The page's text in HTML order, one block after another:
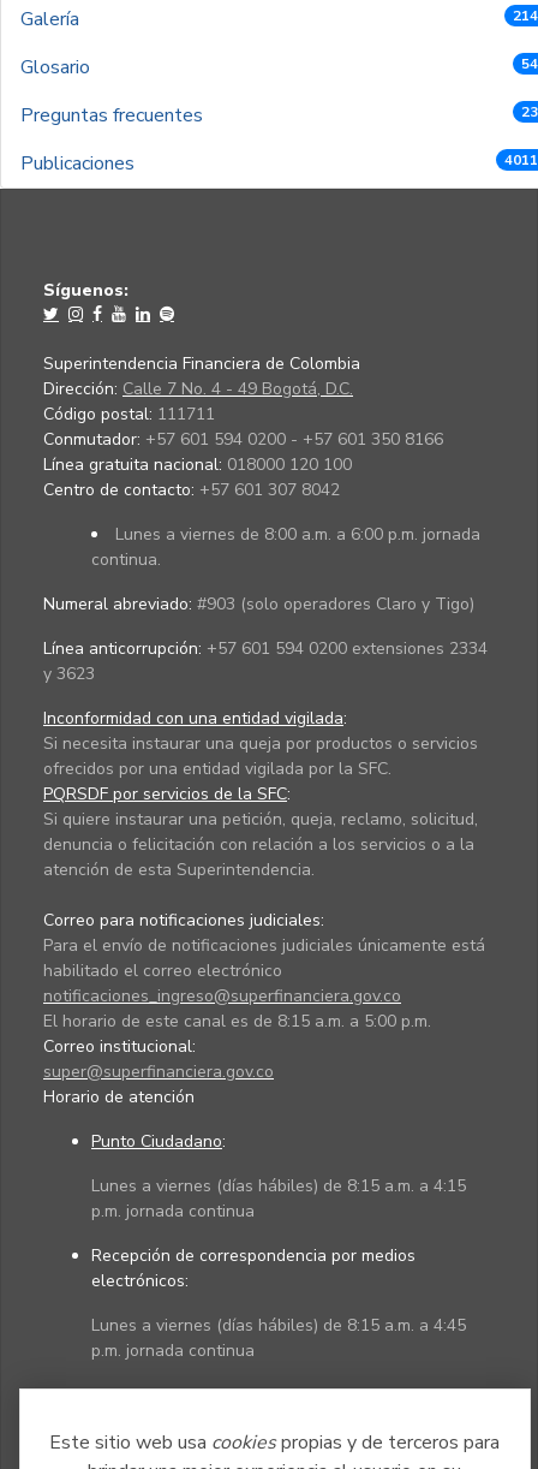
Este sitio web usa cookiespropias y de terceros para
Galería
Glosario
Preguntas frecuentes
Publicaciones
Síguenos:
Superintendencia Financiera de Colombia
Dirección: Calle 7 No. 4 - 49 Bogotá, D.C.
Código postal: 111711
Conmutador: +57 601 594 0200 - +57 601 350 8166
Línea gratuita nacional: 018000 120 100
Centro de contacto: +57 601 307 8042
Lunes a viernes de 8:00 a.m. a 6:00 p.m. jornada
continua.
Numeral abreviado: #903 (solo operadores Claro y Tigo)
Línea anticorrupción: +57 601 594 0200 extensiones 2334
y 3623
Inconformidad con una entidad vigilada:
Si necesita instaurar una queja por productos o servicios
ofrecidos por una entidad vigilada por la SFC.
PQRSDF por servicios de la SFC:
Si quiere instaurar una petición, queja, reclamo, solicitud,
denuncia o felicitación con relación a los servicios o a la
atención de esta Superintendencia.
Correo para notificaciones judiciales:
Para el envío de notificaciones judiciales únicamente está
habilitado el correo electrónico
notificaciones_ingreso@superfinanciera.gov.co
El horario de este canal es de 8:15 a.m. a 5:00 p.m.
Correo institucional:
super@superfinanciera.gov.co
Horario de atención
Punto Ciudadano:
Lunes a viernes (días hábiles) de 8:15 a.m. a 4:15
p.m. jornada continua
Recepción de correspondencia por medios
electrónicos:
Lunes a viernes (días hábiles) de 8:15 a.m. a 4:45
p.m. jornada continua